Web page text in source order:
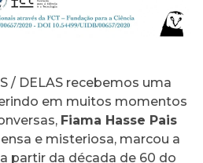
/ DELAS recebemos uma
em muitos momentos
Fiama Hasse Pais
e misteriosa, marcou a
partir da década de 60 do